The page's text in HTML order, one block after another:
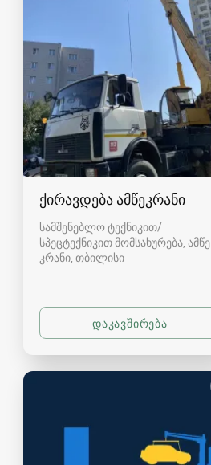
ქირავდება ამწეკრანი
სამშენებლო ტექნიკით/
სპეცტექნიკით მომსახურება, ამწე
კრანი თბილისი